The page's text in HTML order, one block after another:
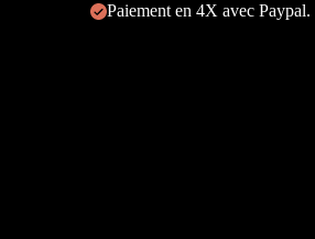
Paiement en 4X avec Paypal.